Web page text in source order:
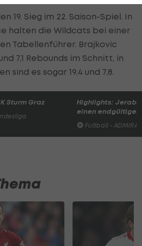
19. Sieg im 22. Saison-Spiel. In
halten die Wildcats bei einer
Tabellenführer. Brajkovic
7,1 Rebounds im Schnitt, in
sind es sogar 19,4 und 7,8.
Sturm Graz
Highlights:
einen
Fußball -